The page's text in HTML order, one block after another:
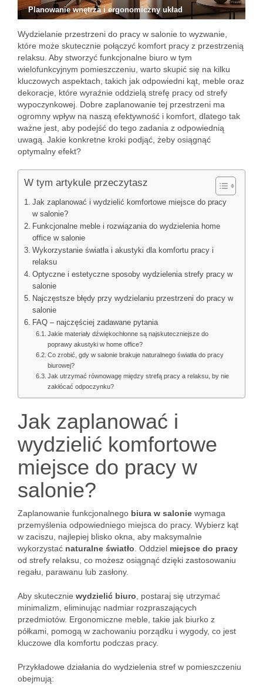
Planowanie wnętrza i ergonomiczny układ
Wydzielanie przestrzeni do pracy w salonie to wyzwanie,
które może skutecznie połączyć komfort pracy z przestrzenią
relaksu. Aby stworzyć funkcjonalne biuro w tym
wielofunkcyjnym pomieszczeniu, warto skupić się na kilku
kluczowych aspektach, takich jak odpowiedni kąt, meble oraz
dekoracje, które wyraźnie oddzielą strefę pracy od strefy
wypoczynkowej. Dobre zaplanowanie tej przestrzeni ma
ogromny wpływ na naszą efektywność i komfort, dlatego tak
ważne jest, aby podejść do tego zadania z odpowiednią
uwagą. Jakie konkretne kroki podjąć, żeby osiągnąć
optymalny efekt?
W tym artykule przeczytasz
Jak zaplanować i wydzielić komfortowe miejsce do pracy
w salonie?
Funkcjonalne meble i rozwiązania do wydzielenia home
office w salonie
Wykorzystanie światła i akustyki dla komfortu pracy i
relaksu
Optyczne i estetyczne sposoby wydzielenia strefy pracy w
salonie
Najczęstsze błędy przy wydzielaniu przestrzeni do pracy w
salonie
FAQ – najczęściej zadawane pytania
Jakie materiały dźwiękochłonne są najskuteczniejsze do
poprawy akustyki w home office?
Co zrobić, gdy w salonie brakuje naturalnego światła do pracy
biurowej?
Jak utrzymać równowagę między strefą pracy a relaksu, by nie
zakłócać odpoczynku?
Jak zaplanować i
wydzielić komfortowe
miejsce do pracy w
salonie?
Zaplanowanie funkcjonalnego biura w salonie wymaga
przemyślenia odpowiedniego miejsca do pracy. Wybierz kąt
w zaciszu, najlepiej blisko okna, aby maksymalnie
wykorzystać naturalne światło . Oddziel miejsce do pracy
od strefy relaksu, co możesz osiągnąć dzięki zastosowaniu
regału, parawanu lub zasłony.
Aby skutecznie wydzielić biuro , postaraj się utrzymać
minimalizm, eliminując nadmiar rozpraszających
przedmiotów. Ergonomiczne meble, takie jak biurko z
półkami, pomogą w zachowaniu porządku i wygody, co jest
kluczowe dla komfortu podczas pracy.
Przykładowe działania do wydzielenia stref w pomieszczeniu
obejmują: